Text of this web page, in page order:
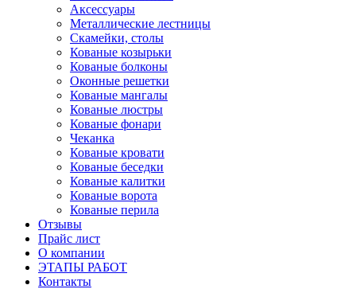
Аксессуары
Металлические лестницы
Скамейки, столы
Кованые козырьки
Кованые болконы
Оконные решетки
Кованые мангалы
Кованые люстры
Кованые фонари
Чеканка
Кованые кровати
Кованые беседки
Кованые калитки
Кованые ворота
Кованые перила
Отзывы
Прайс лист
О компании
ЭТАПЫ РАБОТ
Контакты